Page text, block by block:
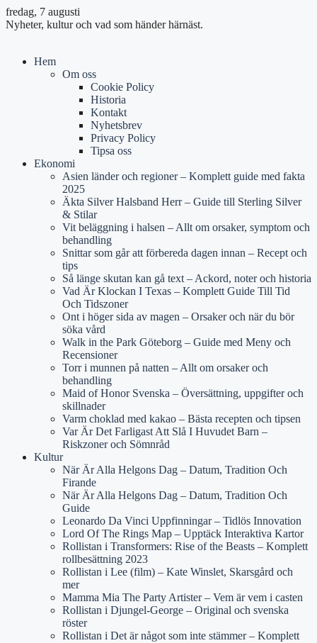
fredag, 7 augusti
Nyheter, kultur och vad som händer härnäst.
Hem
Om oss
Cookie Policy
Historia
Kontakt
Nyhetsbrev
Privacy Policy
Tipsa oss
Ekonomi
Asien länder och regioner – Komplett guide med fakta
2025
Äkta Silver Halsband Herr – Guide till Sterling Silver
& Stilar
Vit beläggning i halsen – Allt om orsaker, symptom och
behandling
Snittar som går att förbereda dagen innan – Recept och
tips
Så länge skutan kan gå text – Ackord, noter och historia
Vad Är Klockan I Texas – Komplett Guide Till Tid
Och Tidszoner
Ont i höger sida av magen – Orsaker och när du bör
söka vård
Walk in the Park Göteborg – Guide med Meny och
Recensioner
Torr i munnen på natten – Allt om orsaker och
behandling
Maid of Honor Svenska – Översättning, uppgifter och
skillnader
Varm choklad med kakao – Bästa recepten och tipsen
Var Är Det Farligast Att Slå I Huvudet Barn –
Riskzoner och Sömnråd
Kultur
När Är Alla Helgons Dag – Datum, Tradition Och
Firande
När Är Alla Helgons Dag – Datum, Tradition Och
Guide
Leonardo Da Vinci Uppfinningar – Tidlös Innovation
Lord Of The Rings Map – Upptäck Interaktiva Kartor
Rollistan i Transformers: Rise of the Beasts – Komplett
rollbesättning 2023
Rollistan i Lee (film) – Kate Winslet, Skarsgård och
mer
Mamma Mia The Party Artister – Vem är vem i casten
Rollistan i Djungel-George – Original och svenska
röster
Rollistan i Det är något som inte stämmer – Komplett